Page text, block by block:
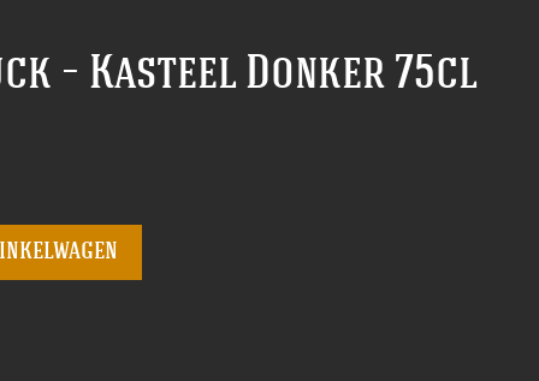
– Kasteel Donker 75cl